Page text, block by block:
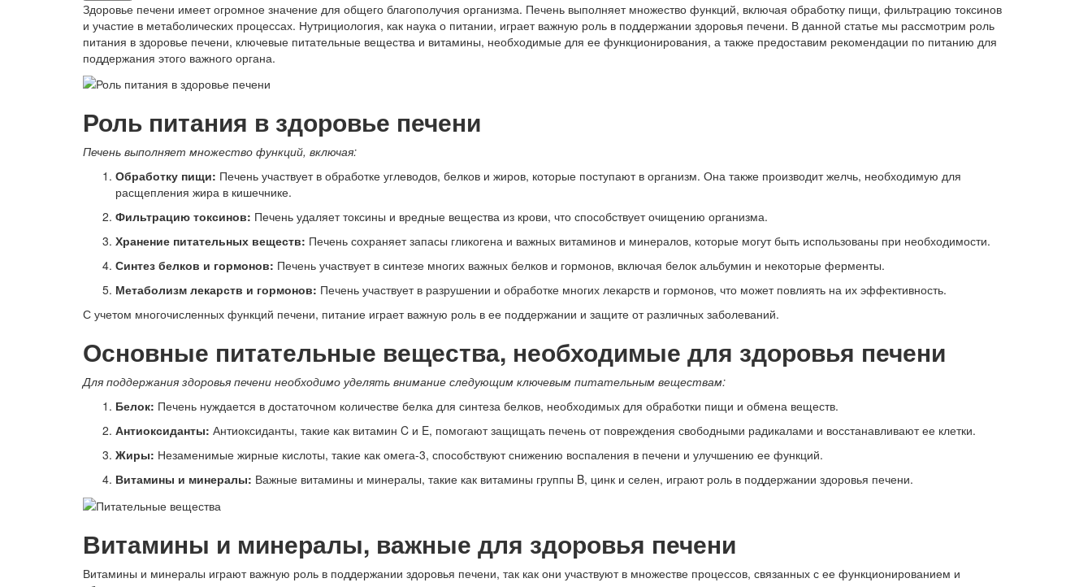
Здоровье печени имеет огромное значение для общего благополучия организма. Печень выполняет множество функций, включая обработку пищи, фильтрацию токсинов
и участие в метаболических процессах. Нутрициология, как наука о питании, играет важную роль в поддержании здоровья печени. В данной статье мы рассмотрим роль
питания в здоровье печени, ключевые питательные вещества и витамины, необходимые для ее функционирования, а также предоставим рекомендации по питанию для
поддержания этого важного органа.
Роль питания в здоровье печени
Печень выполняет множество функций, включая:
Обработку пищи: Печень участвует в обработке углеводов, белков и жиров, которые поступают в организм. Она также производит желчь, необходимую для
расщепления жира в кишечнике.
Фильтрацию токсинов: Печень удаляет токсины и вредные вещества из крови, что способствует очищению организма.
Хранение питательных веществ: Печень сохраняет запасы гликогена и важных витаминов и минералов, которые могут быть использованы при необходимости.
Синтез белков и гормонов: Печень участвует в синтезе многих важных белков и гормонов, включая белок альбумин и некоторые ферменты.
Метаболизм лекарств и гормонов: Печень участвует в разрушении и обработке многих лекарств и гормонов, что может повлиять на их эффективность.
С учетом многочисленных функций печени, питание играет важную роль в ее поддержании и защите от различных заболеваний.
Основные питательные вещества, необходимые для здоровья печени
Для поддержания здоровья печени необходимо уделять внимание следующим ключевым питательным веществам:
Белок: Печень нуждается в достаточном количестве белка для синтеза белков, необходимых для обработки пищи и обмена веществ.
Антиоксиданты: Антиоксиданты, такие как витамин C и E, помогают защищать печень от повреждения свободными радикалами и восстанавливают ее клетки.
Жиры: Незаменимые жирные кислоты, такие как омега-3, способствуют снижению воспаления в печени и улучшению ее функций.
Витамины и минералы: Важные витамины и минералы, такие как витамины группы B, цинк и селен, играют роль в поддержании здоровья печени.
Витамины и минералы, важные для здоровья печени
Витамины и минералы играют важную роль в поддержании здоровья печени, так как они участвуют в множестве процессов, связанных с ее функционированием и